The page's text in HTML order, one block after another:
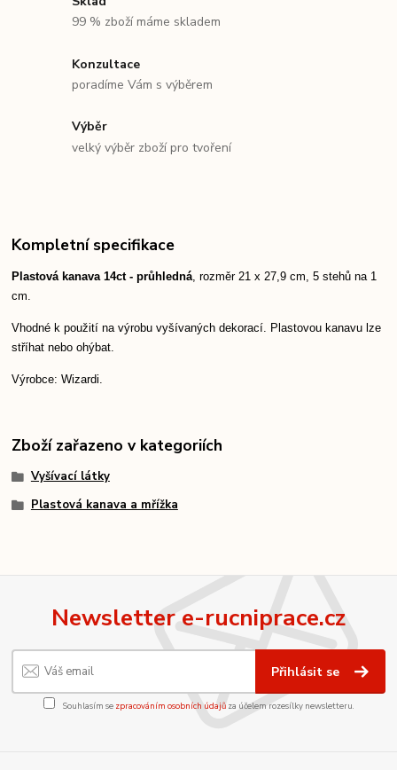
99 % zboží máme skladem
Konzultace
poradíme Vám s výběrem
Výběr
velký výběr zboží pro tvoření
Kompletní specifikace
Plastová kanava 14ct - průhledná , rozměr 21 x 27,9 cm, 5 stehů na 1
cm.
Vhodné k použití na výrobu vyšívaných dekorací. Plastovou kanavu lze
stříhat nebo ohýbat.
Výrobce: Wizardi.
Zboží zařazeno v kategoriích
Vyšívací látky
Plastová kanava a mřížka
Newsletter e-rucniprace.cz
Přihlásit se
Souhlasím se zpracováním osobních údajůza účelem rozesílky newsletteru.